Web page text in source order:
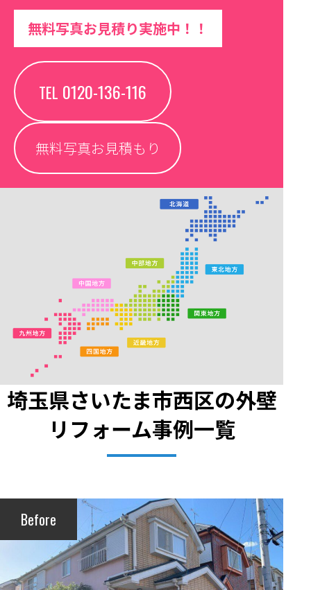
無料写真お見積り実施中！！
TEL 0120-136-116
無料写真お見積もり
埼玉県さいたま市西区の外壁
リフォーム事例一覧
Before